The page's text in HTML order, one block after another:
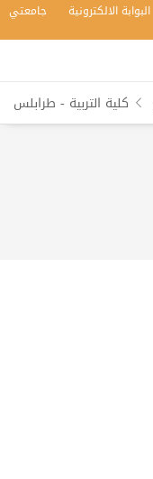
البوابة الالكترونية جامعتي
كلية التربية - طرابلس